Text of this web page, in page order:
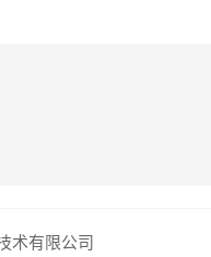
术有限公司